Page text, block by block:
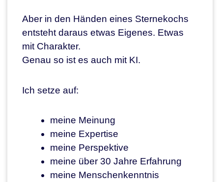
Aber in den Händen eines Sternekochs
entsteht daraus etwas Eigenes. Etwas
mit Charakter.
Genau so ist es auch mit KI.
Ich setze auf:
meine Meinung
meine Expertise
meine Perspektive
meine über 30 Jahre Erfahrung
meine Menschenkenntnis